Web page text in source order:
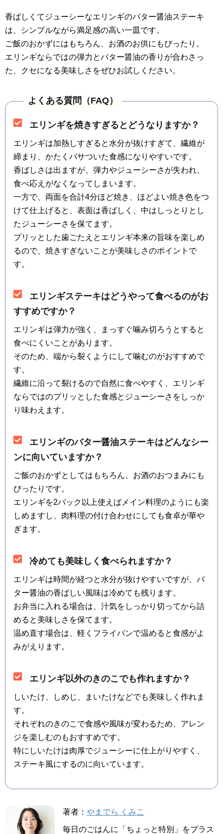
香ばしくてジューシーなエリンギのバター醤油ステーキ
は、シンプルながら満足感の高い一皿です。
ご飯のおかずにはもちろん、お酒のお供にもぴったり。
エリンギならではの弾力とバター醤油の香りが合わさっ
た、クセになる美味しさをぜひお試しください。
よくある質問（FAQ）
エリンギを焼きすぎるとどうなりますか？
エリンギは加熱しすぎると水分が抜けすぎて、繊維が
締まり、かたくパサついた食感になりやすいです。
香ばしさは出ますが、弾力やジューシーさが失われ、
食べ応えがなくなってしまいます。
一方で、両面を合計4分ほど焼き、ほどよい焼き色をつ
けて仕上げると、表面は香ばしく、中はしっとりとし
たジューシーさを保てます。
プリッとした歯ごたえとエリンギ本来の旨味を楽しめ
るので、焼きすぎないことが美味しさのポイントで
す。
エリンギステーキはどうやって食べるのがお
すすめですか？
エリンギは弾力が強く、まっすぐ噛み切ろうとすると
食べにくいことがあります。
そのため、端から裂くようにして噛むのがおすすめで
す。
繊維に沿って裂けるので自然に食べやすく、エリンギ
ならではのプリッとした食感とジューシーさをしっか
り味わえます。
エリンギのバター醤油ステーキはどんなシー
ンに向いていますか？
ご飯のおかずとしてはもちろん、お酒のおつまみにも
ぴったりです。
エリンギを2パック以上使えばメイン料理のようにも楽
しめますし、肉料理の付け合わせにしても食卓が華や
ぎます。
冷めても美味しく食べられますか？
エリンギは時間が経つと水分が抜けやすいですが、バ
ター醤油の香ばしい風味は冷めても残ります。
お弁当に入れる場合は、汁気をしっかり切ってから詰
めると美味しさを保てます。
温め直す場合は、軽くフライパンで温めると食感がよ
みがえります。
エリンギ以外のきのこでも作れますか？
しいたけ、しめじ、まいたけなどでも美味しく作れま
す。
それぞれのきのこで食感や風味が変わるため、アレン
ジを楽しむのもおすすめです。
特にしいたけは肉厚でジューシーに仕上がりやすく、
ステーキ風にするのに向いています。
著者： やまでら くみこ
毎日のごはんに「ちょっと特別」をプラス